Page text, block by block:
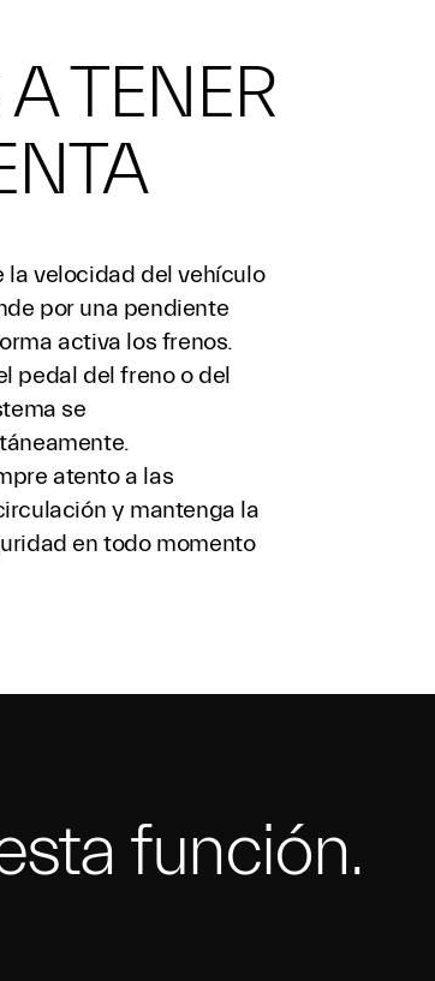
TENER
la velocidad del vehículo
por una pendiente
activa los frenos.
pedal del freno o del
se
atento a las
y mantenga la
en todo momento
función.